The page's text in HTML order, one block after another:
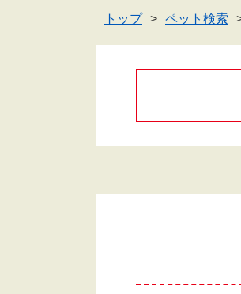
トップ ペット検索